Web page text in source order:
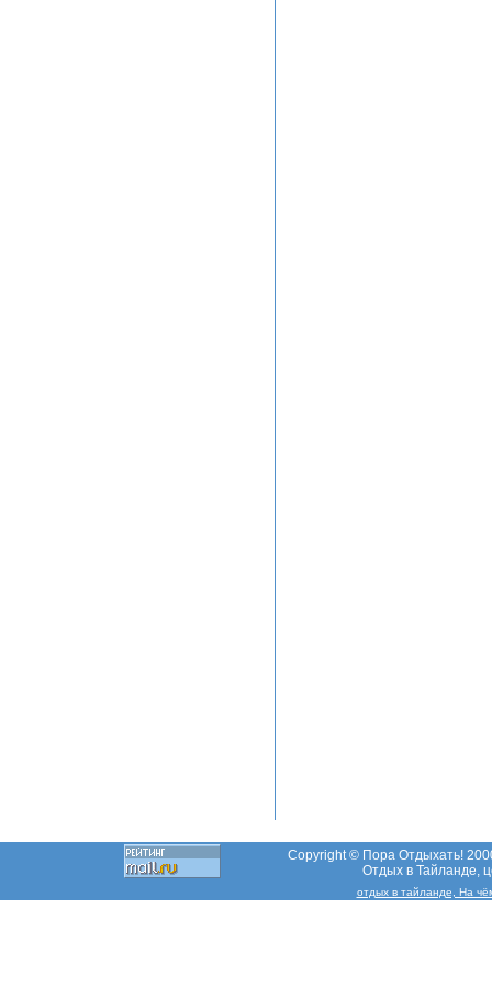
Copyright © Пора Отдыхать!
Отдых в Тайланде,
отдых в тайланде, На